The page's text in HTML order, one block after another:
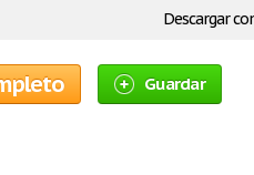
Descargar
Guardar